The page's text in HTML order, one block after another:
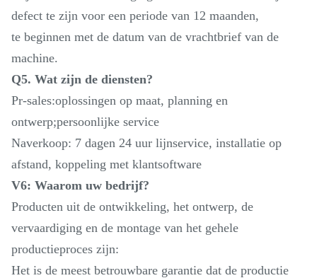
defect te zijn voor een periode van 12 maanden,
te beginnen met de datum van de vrachtbrief van de
machine.
Q5. Wat zijn de diensten?
Pr-sales:oplossingen op maat, planning en
ontwerp;persoonlijke service
Naverkoop: 7 dagen 24 uur lijnservice, installatie op
afstand, koppeling met klantsoftware
V6: Waarom uw bedrijf?
Producten uit de ontwikkeling, het ontwerp, de
vervaardiging en de montage van het gehele
productieproces zijn:
Het is de meest betrouwbare garantie dat de productie